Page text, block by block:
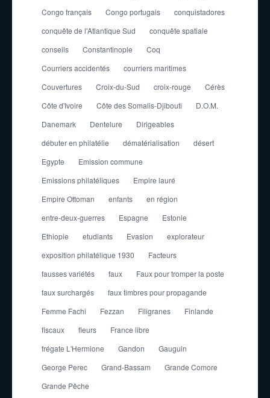
Congo français
Congo portugais
conquistadores
conquête de l'Atlantique Sud
conquête spatiale
conseils
Constantinople
Coq
Courriers accidentés
courriers maritimes
Couvertures
Croix-du-Sud croix-rouge
Cérès
Côte d'Ivoire
Côte des Somalis-Djibouti
D.O.M.
Danemark
Dentelure
Dirigeables
débuter en philatélie
dématérialisation
désert
Egypte
Emission commune
Emissions philatéliques
Empire lauré
Empire Ottoman
enfants
en région
entre-deux-guerres
Espagne
Estonie
Ethiopie
etudiants Evasion
explorateur
exposition philatélique 1930
Facteurs
fausses variétés
faux
Faux pour tromper la poste
faux surchargés
faux timbres pour propagande
Femme Fachi
Fezzan Filigranes
Finlande
fiscaux
fleurs
France libre
frégate L'Hermione
Gandon
Gauguin
George Perec
Grand-Bassam
Grande Comore
Grande Pêche